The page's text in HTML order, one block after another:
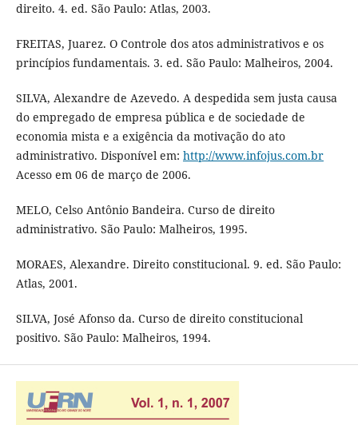
direito. 4. ed. São Paulo: Atlas, 2003.
FREITAS, Juarez. O Controle dos atos administrativos e os
princípios fundamentais. 3. ed. São Paulo: Malheiros, 2004.
SILVA, Alexandre de Azevedo. A despedida sem justa causa
do empregado de empresa pública e de sociedade de
economia mista e a exigência da motivação do ato
administrativo. Disponível em: http://www.infojus.com.br
Acesso em 06 de março de 2006.
MELO, Celso Antônio Bandeira. Curso de direito
administrativo. São Paulo: Malheiros, 1995.
MORAES, Alexandre. Direito constitucional. 9. ed. São Paulo:
Atlas, 2001.
SILVA, José Afonso da. Curso de direito constitucional
positivo. São Paulo: Malheiros, 1994.